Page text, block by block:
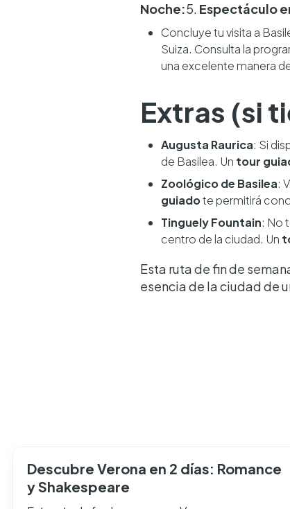
Noche:5. Espectáculo
Concluye tu visita a
Suiza. Consulta la
una excelente manera
Extras (si
Augusta Raurica: Si
de Basilea. Un tour
Zoológico de Basilea:
guiadote permitirá
Tinguely Fountain: No
centro de la ciudad. Un
Esta ruta de fin de
esencia de la ciudad de
Descubre Verona en 2 días: Romance
y Shakespeare